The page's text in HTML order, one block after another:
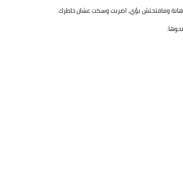
ومافتحتش بؤي، اضربت وسكت عشان خاطرك.